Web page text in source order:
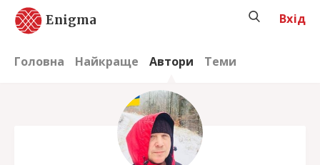
Enigma
Головна Найкраще Автори Теми
Вхід